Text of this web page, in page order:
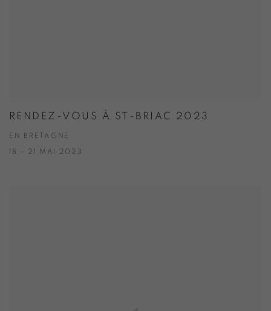
RENDEZ-VOUS À ST-BRIAC 2023
EN BRETAGNE
18 - 21 MAI 2023